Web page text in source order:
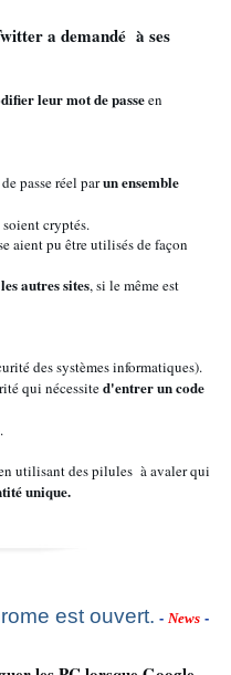
a demandé à ses
leur mot de passeen
passe réel parun ensemble
cryptés.
aient pu être utilisés de façon
autres sites, si le même est
des systèmes informatiques).
qui nécessited'entrer un code
.
utilisant des pilules à avaler qui
unique.
est ouvert. - News -